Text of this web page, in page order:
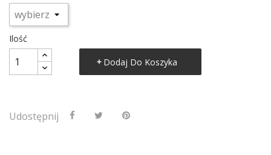
Ilość
Dodaj Do Koszyka
Udostępnij